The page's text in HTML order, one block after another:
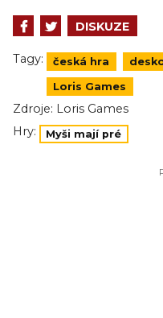
DISKUZE
Tagy: česká hra
Loris Games
Zdroje: Loris Games
Hry:
Myši mají pré